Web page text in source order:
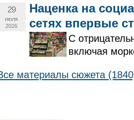
29
июля
2026
Наценка на
сетях впервые
С
включая
материалы сюжета